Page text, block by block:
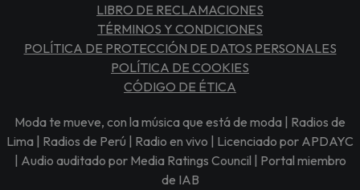
LIBRO DE RECLAMACIONES
TÉRMINOS Y CONDICIONES
POLÍTICA DE PROTECCIÓN DE DATOS PERSONALES
POLÍTICA DE COOKIES
CÓDIGO DE ÉTICA
Moda te mueve, con la música que está de moda | Radios de
Lima | Radios de Perú | Radio en vivo | Licenciado por APDAYC
| Audio auditado por Media Ratings Council | Portal miembro
de IAB